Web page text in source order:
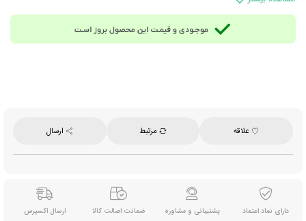
علاقه مرتبط ارسال
دارای نماد اعتماد پشتیبانی و مشاوره ضمانت اصالت کالا ارسال اکسپرس